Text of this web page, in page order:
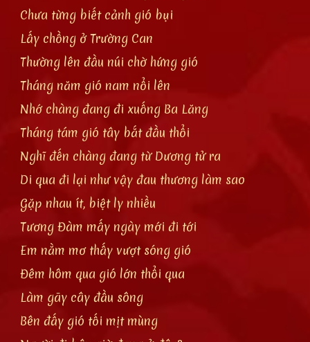
Chưa từng biết cảnh gió bụi
Lấy chồng ở Trường Can
Thường lên đầu núi chờ hứng gió
Tháng năm gió nam nổi lên
Nhớ chàng đang đi xuống Ba Lăng
Tháng tám gió tây bắt đầu thổi
Nghĩ đến chàng đang từ Dương tử ra
Di qua đi lại như vậy đau thương làm sao
Gặp nhau ít, biệt ly nhiều
Tương Đàm mấy ngày mới đi tới
Em nằm mơ thấy vượt sóng gió
Đêm hôm qua gió lớn thổi qua
Làm gãy cây đầu sông
Bên đấy gió tối mịt mùng